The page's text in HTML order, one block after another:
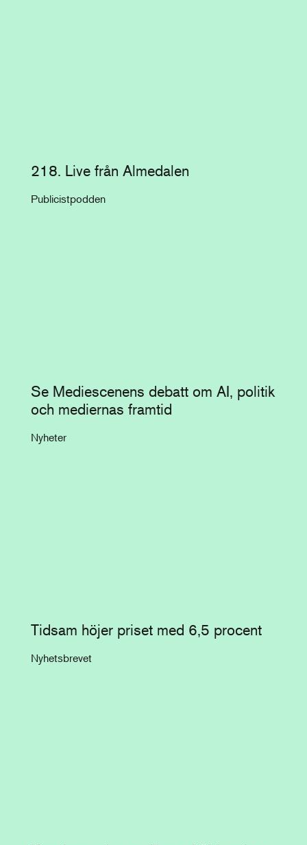
218. Live från Almedalen
Publicistpodden
Se Mediescenens debatt om AI, politik
och mediernas framtid
Nyheter
Tidsam höjer priset med 6,5 procent
Nyhetsbrevet